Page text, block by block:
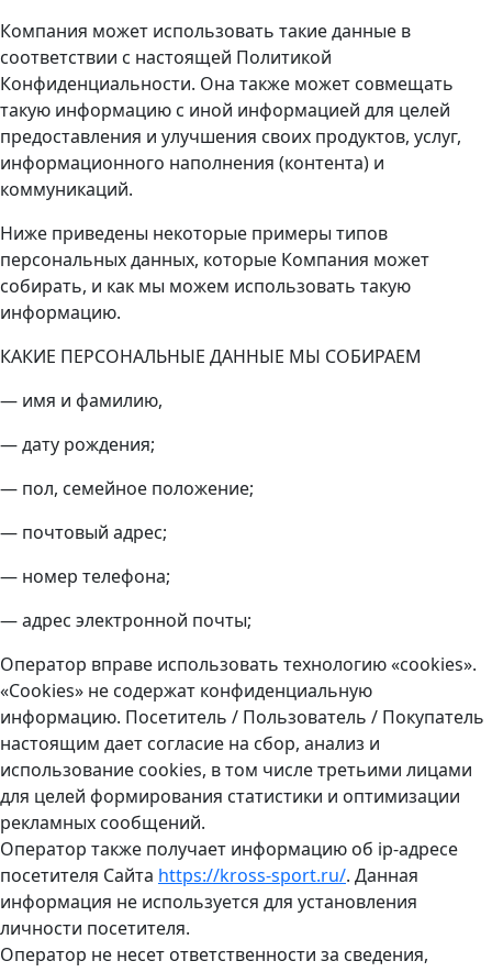
Компания может использовать такие данные в
соответствии с настоящей Политикой
Конфиденциальности. Она также может совмещать
такую информацию с иной информацией для целей
предоставления и улучшения своих продуктов, услуг,
информационного наполнения (контента) и
коммуникаций.
Ниже приведены некоторые примеры типов
персональных данных, которые Компания может
собирать, и как мы можем использовать такую
информацию.
КАКИЕ ПЕРСОНАЛЬНЫЕ ДАННЫЕ МЫ СОБИРАЕМ
— имя и фамилию,
— дату рождения;
— пол, семейное положение;
— почтовый адрес;
— номер телефона;
— адрес электронной почты;
Оператор вправе использовать технологию «cookies».
«Cookies» не содержат конфиденциальную
информацию. Посетитель / Пользователь / Покупатель
настоящим дает согласие на сбор, анализ и
использование cookies, в том числе третьими лицами
для целей формирования статистики и оптимизации
рекламных сообщений.
Оператор также получает информацию об ip-адресе
посетителя Сайта https://kross-sport.ru/. Данная
информация не используется для установления
личности посетителя.
Оператор не несет ответственности за сведения,